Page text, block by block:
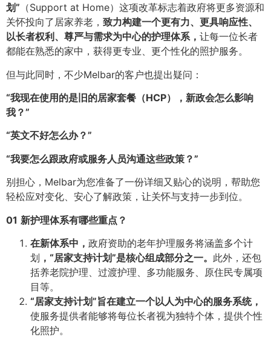
划” （Support at Home）这项改革标志着政府将更多资源和
关怀投向了居家养老， 致力构建一个更有力、更具响应性、
以长者权利、尊严与需求为中心的护理体系， 让每一位长者
都能在熟悉的家中，获得更专业、更个性化的照护服务。
但与此同时，不少Melbar的客户也提出疑问：
“我现在使用的是旧的居家套餐（HCP），新政会怎么影响
我？”
“英文不好怎么办？”
“我要怎么跟政府或服务人员沟通这些政策？”
别担心，Melbar为您准备了一份详细又贴心的说明，帮助您
轻松应对变化、安心了解政策，让关怀与支持一步到位。
01 新护理体系有哪些重点？
在新体系中， 政府资助的老年护理服务将涵盖多个计
划 ，“居家支持计划”是核心组成部分之一。 此外，还包
括养老院护理、过渡护理、多功能服务、原住民专属项
目等。
“居家支持计划”旨在建立一个以人为中心的服务系统，
使服务提供者能够将每位长者视为独特个体，提供个性
化照护。